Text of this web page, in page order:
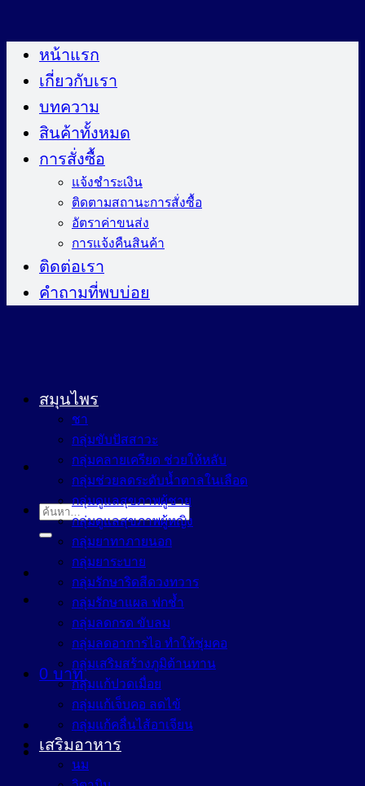
ไป
หน้าแรก
เกี่ยวกับเรา
บทความ
สินค้าทั้งหมด
การสั่งซื้อ
แจ้งชำระเงิน
ติดตามสถานะการสั่งซื้อ
อัตราค่าขนส่ง
การแจ้งคืนสินค้า
ติดต่อเรา
คำถามที่พบบ่อย
ค้นหา:
0 บาท
สมุนไพร
ชา
กลุ่มขับปัสสาวะ
กลุ่มคลายเครียด ช่วยให้หลับ
กลุ่มช่วยลดระดับน้ำตาลในเลือด
กลุ่มดูแลสุขภาพผู้ชาย
กลุ่มดูแลสุขภาพผู้หญิง
กลุ่มยาทาภายนอก
กลุ่มยาระบาย
กลุ่มรักษาริดสีดวงทวาร
กลุ่มรักษาแผล ฟกช้ำ
กลุ่มลดกรด ขับลม
กลุ่มลดอาการไอ ทำให้ชุ่มคอ
กลุ่มเสริมสร้างภูมิต้านทาน
กลุ่มแก้ปวดเมื่อย
กลุ่มแก้เจ็บคอ ลดไข้
กลุ่มแก้คลื่นไส้อาเจียน
เสริมอาหาร
นม